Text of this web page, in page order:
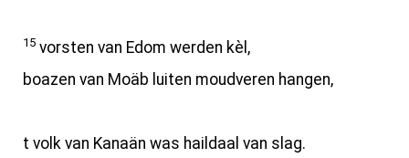
15 vorsten van Edom werden kèl,
boazen van Moäb luiten moudveren hangen,
t volk van Kanaän was haildaal van slag.